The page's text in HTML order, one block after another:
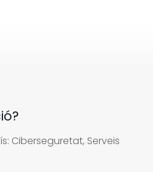
Ciberseguretat, Serveis